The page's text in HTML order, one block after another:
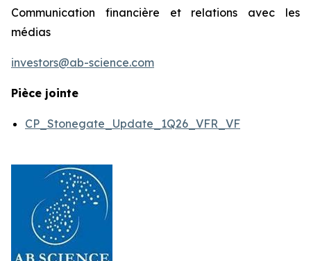
Communication financière et relations avec les
médias
investors@ab-science.com
Pièce jointe
CP_Stonegate_Update_1Q26_VFR_VF